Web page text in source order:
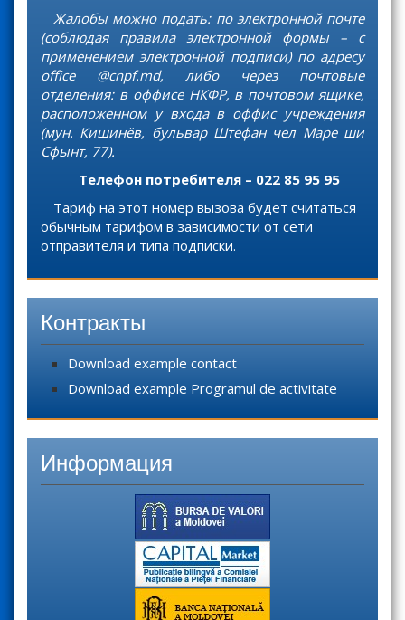
Жалобы можно подать: по электронной почте
(соблюдая правила электронной формы – с
применением электронной подписи) по адресу
office @cnpf.md, либо через почтовые
отделения: в оффисе НКФР, в почтовом ящике,
расположенном у входа в оффис учреждения
(мун. Кишинёв, бульвар Штефан чел Маре ши
Сфынт, 77).
Телефон потребителя – 022 85 95 95
Тариф на этот номер вызова будет считаться
обычным тарифом в зависимости от сети
отправителя и типа подписки.
Контракты
Download example contact
Download example Programul de activitate
Информация